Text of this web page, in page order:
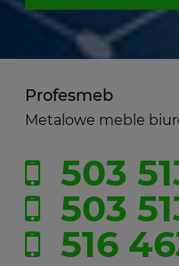
Profesmeb
Metalowe meble
503
503
516